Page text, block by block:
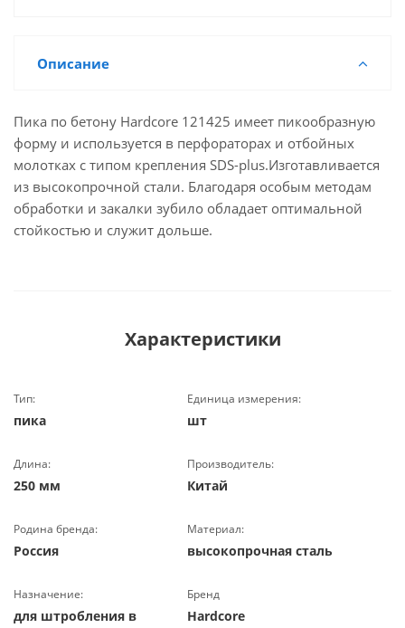
Описание
Пика по бетону Hardcore 121425 имеет пикообразную
форму и используется в перфораторах и отбойных
молотках с типом крепления SDS-plus.Изготавливается
из высокопрочной стали. Благодаря особым методам
обработки и закалки зубило обладает оптимальной
стойкостью и служит дольше.
Характеристики
Тип:
пика
Единица измерения:
шт
Длина:
250 мм
Производитель:
Китай
Родина бренда:
Россия
Материал:
высокопрочная сталь
Назначение:
для штробления в
Бренд
Hardcore